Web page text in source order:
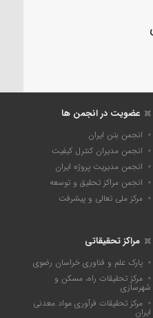
عضویت در انجمن ها
انجمن بتن ایران
انجمن مدیران کنترل کیفیت
انجمن مدیریت پروژه ایران
انجمن مراکز تحقیق و توسعه
مرکز ملی تعالی و پیشرفت
مراکز تحقیقاتی
پارک علم و فناوری خراسان رضوی
مرکز تحقیقات راه، مسکن و
شهرسازی
مرکز تحقیقات فرآوری مواد معدنی
ایران